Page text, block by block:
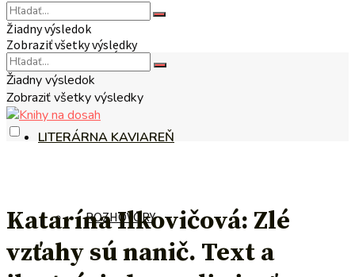
NA TÉMU
LITERÁRNA KAVIAREŇ
ROZHOVORY
Žiadny výsledok
Zobraziť všetky výsledky
Žiadny výsledok
Zobraziť všetky výsledky
Katarína Ilkovičová: Zlé
vzťahy sú nanič. Text a